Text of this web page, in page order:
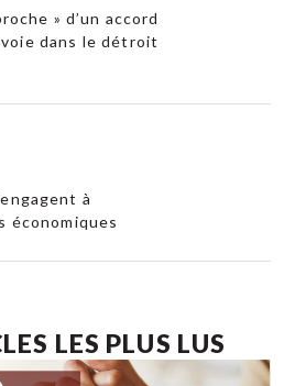
» d’un accord
dans le détroit
à
économiques
LES PLUS LUS